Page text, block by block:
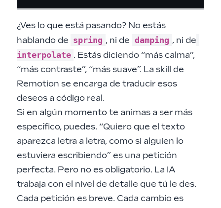
¿Ves lo que está pasando? No estás
hablando de spring , ni de damping , ni de
interpolate . Estás diciendo “más calma”,
“más contraste”, “más suave”. La skill de
Remotion se encarga de traducir esos
deseos a código real.
Si en algún momento te animas a ser más
específico, puedes. “Quiero que el texto
aparezca letra a letra, como si alguien lo
estuviera escribiendo” es una petición
perfecta. Pero no es obligatorio. La IA
trabaja con el nivel de detalle que tú le des.
Cada petición es breve. Cada cambio es